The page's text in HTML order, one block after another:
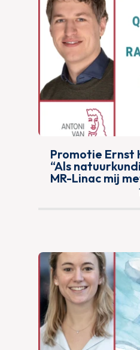
Promotie Ernst
“Als
MR-Linac mij